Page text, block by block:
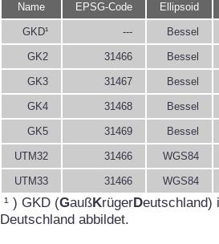
Name EPSG-Code Ellipsoid
GKD¹ --- Bessel
GK2 31466 Bessel
GK3 31467 Bessel
GK4 31468 Bessel
GK5 31469 Bessel
UTM32 31466 WGS84
UTM33 31466 WGS84
¹ ) GKD (GaußKrügerDeutschland)
Deutschland abbildet.